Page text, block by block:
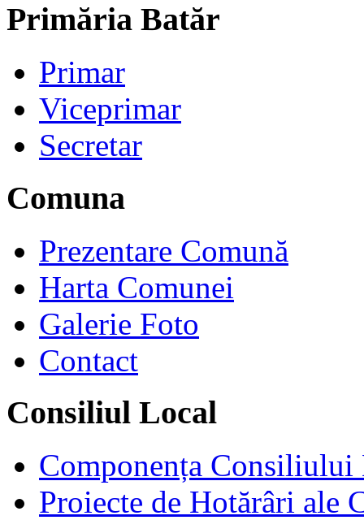
Primăria Batăr
Primar
Viceprimar
Secretar
Comuna
Prezentare Comună
Harta Comunei
Galerie Foto
Contact
Consiliul Local
Componența Consiliului
Proiecte de Hotărâri ale